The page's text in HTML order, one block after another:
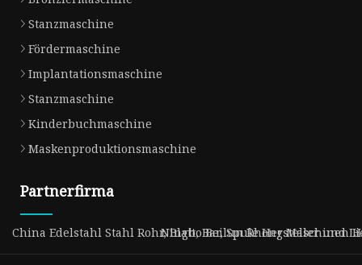
Stanzmaschine
Fördermaschine
Implantationsmaschine
Stanzmaschine
Kinderbuchmaschine
Maskenproduktionsmaschine
Partnerfirma
China Edelstahl Stahl Rohr, Blatt, Bar, Spule Hersteller und
Ningbo Beilun Rhong Maschinen